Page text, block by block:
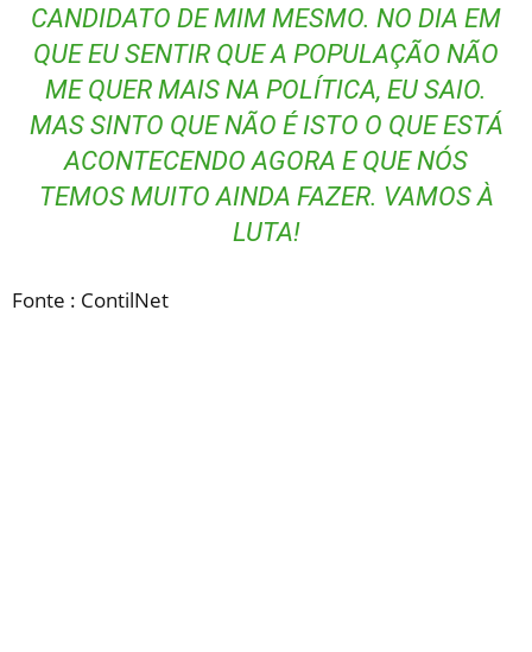
CANDIDATO DE MIM MESMO. NO DIA EM
QUE EU SENTIR QUE A POPULAÇÃO NÃO
ME QUER MAIS NA POLÍTICA, EU SAIO.
MAS SINTO QUE NÃO É ISTO O QUE ESTÁ
ACONTECENDO AGORA E QUE NÓS
TEMOS MUITO AINDA FAZER. VAMOS À
LUTA!
Fonte : ContilNet